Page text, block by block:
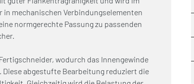
mechanischen Verbindungselementen
normgerechte Passung zu passenden
wodurch das Innengewinde
abgestufte Bearbeitung reduziert die